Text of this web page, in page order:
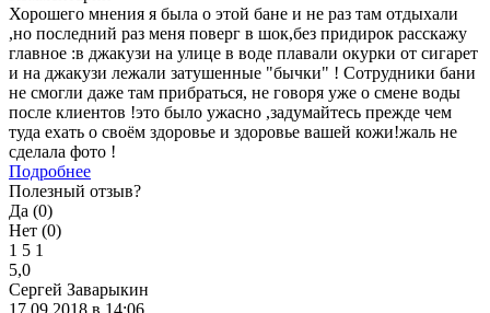
Хорошего мнения я была о этой бане и не раз там отдыхали
,но последний раз меня поверг в шок,без придирок расскажу
главное :в джакузи на улице в воде плавали окурки от сигарет
и на джакузи лежали затушенные "бычки" ! Сотрудники бани
не смогли даже там прибраться, не говоря уже о смене воды
после клиентов !это было ужасно ,задумайтесь прежде чем
туда ехать о своём здоровье и здоровье вашей кожи!жаль не
сделала фото !
Подробнее
Полезный отзыв?
Да (0)
Нет (0)
1 5 1
5,0
Сергей Заварыкин
17.09.2018 в 14:06